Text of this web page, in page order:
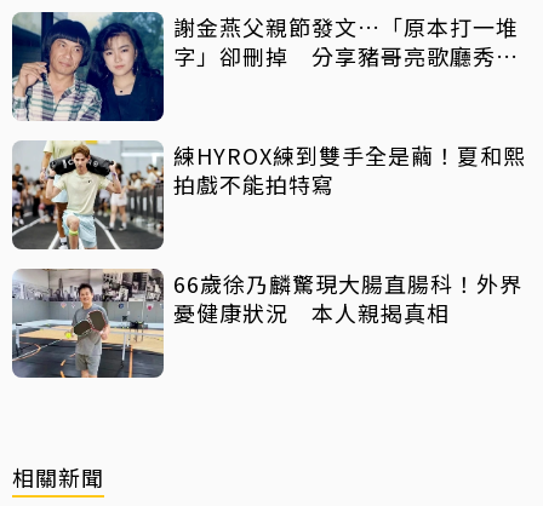
謝金燕父親節發文…「原本打一堆
字」卻刪掉 分享豬哥亮歌廳秀歌
練HYROX練到雙手全是繭！夏和熙
拍戲不能拍特寫
66歲徐乃麟驚現大腸直腸科！外界
憂健康狀況 本人親揭真相
相關新聞